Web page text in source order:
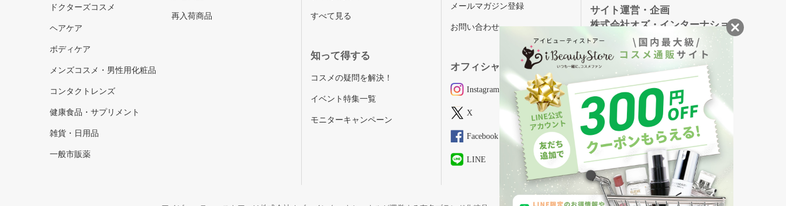
ドクターズコスメ
ヘアケア
ボディケア
メンズコスメ・男性用化粧品
コンタクトレンズ
健康食品・サプリメント
雑貨・日用品
一般市販薬
再入荷商品 すべて見る
知って得する
コスメの疑問を解決！
イベント特集一覧
モニターキャンペーン
メールマガジン登録
お問い合わせ
オフィシャルSNS
Instagram
X
Facebook
LINE
サイト運営・企画
株式会社オズ・インターナショ
ナル
創業150年、英国伝統の最高級猪毛ハン
ドメイドヘアブラシ
メイソンピアソン